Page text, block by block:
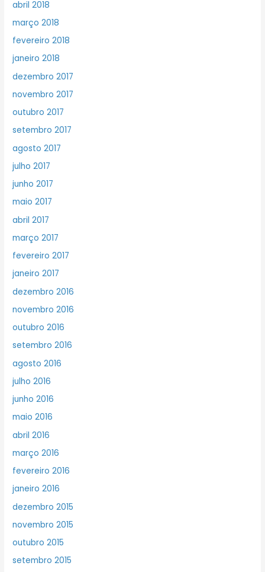
abril 2018
março 2018
fevereiro 2018
janeiro 2018
dezembro 2017
novembro 2017
outubro 2017
setembro 2017
agosto 2017
julho 2017
junho 2017
maio 2017
abril 2017
março 2017
fevereiro 2017
janeiro 2017
dezembro 2016
novembro 2016
outubro 2016
setembro 2016
agosto 2016
julho 2016
junho 2016
maio 2016
abril 2016
março 2016
fevereiro 2016
janeiro 2016
dezembro 2015
novembro 2015
outubro 2015
setembro 2015